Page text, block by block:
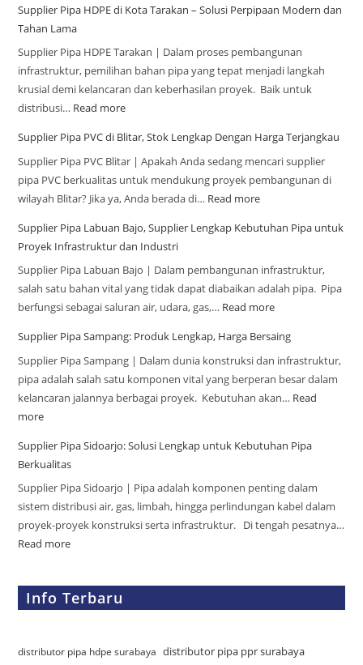
Supplier Pipa HDPE di Kota Tarakan – Solusi Perpipaan Modern dan
Tahan Lama
Supplier Pipa HDPE Tarakan | Dalam proses pembangunan
infrastruktur, pemilihan bahan pipa yang tepat menjadi langkah
krusial demi kelancaran dan keberhasilan proyek. Baik untuk
distribusi… Read more
Supplier Pipa PVC di Blitar, Stok Lengkap Dengan Harga Terjangkau
Supplier Pipa PVC Blitar | Apakah Anda sedang mencari supplier
pipa PVC berkualitas untuk mendukung proyek pembangunan di
wilayah Blitar? Jika ya, Anda berada di… Read more
Supplier Pipa Labuan Bajo, Supplier Lengkap Kebutuhan Pipa untuk
Proyek Infrastruktur dan Industri
Supplier Pipa Labuan Bajo | Dalam pembangunan infrastruktur,
salah satu bahan vital yang tidak dapat diabaikan adalah pipa. Pipa
berfungsi sebagai saluran air, udara, gas,… Read more
Supplier Pipa Sampang: Produk Lengkap, Harga Bersaing
Supplier Pipa Sampang | Dalam dunia konstruksi dan infrastruktur,
pipa adalah salah satu komponen vital yang berperan besar dalam
kelancaran jalannya berbagai proyek. Kebutuhan akan… Read
more
Supplier Pipa Sidoarjo: Solusi Lengkap untuk Kebutuhan Pipa
Berkualitas
Supplier Pipa Sidoarjo | Pipa adalah komponen penting dalam
sistem distribusi air, gas, limbah, hingga perlindungan kabel dalam
proyek-proyek konstruksi serta infrastruktur. Di tengah pesatnya…
Read more
Info Terbaru
distributor pipa hdpe surabaya distributor pipa ppr surabaya